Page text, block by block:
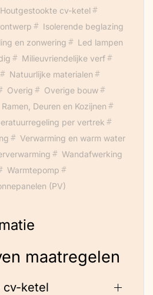
Onderhoud
middels
hetgeen één keer
De inrichting is met
meubelen en
meubelen uit vorige
Co2 vriendelijk
Houtgestookte cv-ketel
Isolerende beglazing
en zonwering
Led lampen
Milieuvriendelijke verf
Natuurlijke materialen
Overig
Overige bouw
Ramen, Deuren en Kozijnen
per vertrek
Verwarming en warm water
Wandafwerking
Warmtepomp
(PV)
maatregelen
cv-ketel